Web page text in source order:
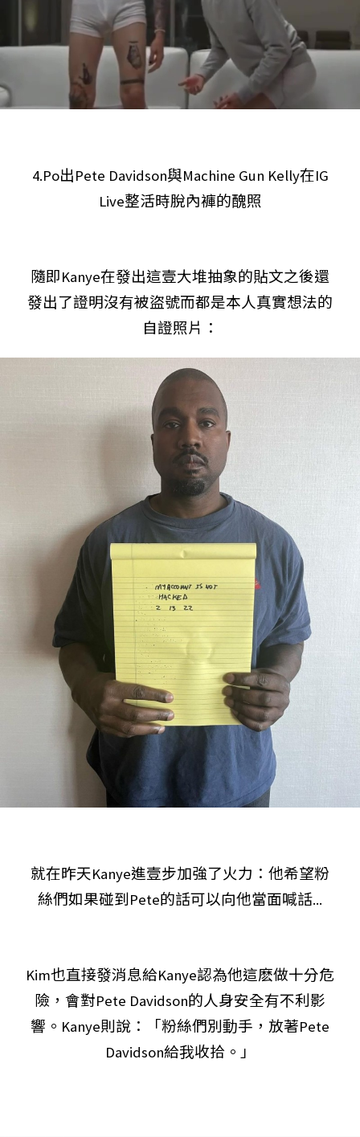
4.Po出Pete Davidson與Machine Gun Kelly在IG
Live整活時脫內褲的醜照
隨即Kanye在發出這壹大堆抽象的貼文之後還
發出了證明沒有被盜號而都是本人真實想法的
自證照片：
就在昨天Kanye進壹步加強了火力：他希望粉
絲們如果碰到Pete的話可以向他當面喊話...
Kim也直接發消息給Kanye認為他這麽做十分危
險，會對Pete Davidson的人身安全有不利影
響。Kanye則說：「粉絲們別動手，放著Pete
Davidson給我收拾。」